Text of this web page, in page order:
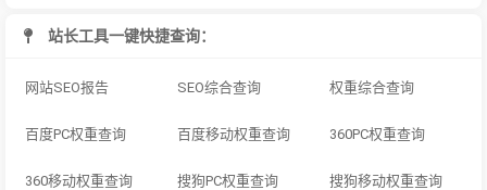
站长工具一键快捷查询：
网站SEO报告 SEO综合查询 权重综合查询
百度PC权重查询 百度移动权重查询 360PC权重查询
360移动权重查询 搜狗PC权重查询 搜狗移动权重查询